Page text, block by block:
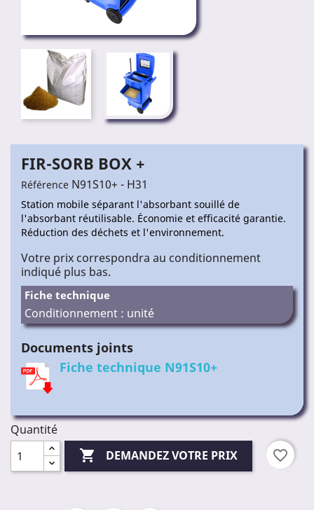
FIR-SORB BOX +
Référence N91S10+ - H31
Station mobile séparant l'absorbant souillé de
l'absorbant réutilisable. Économie et efficacité garantie.
Réduction des déchets et l'environnement.
Votre prix correspondra au conditionnement
indiqué plus bas.
Fiche technique
Conditionnement : unité
Documents joints
Fiche technique N91S10+
Quantité
 DEMANDEZ VOTRE PRIX favorite_border